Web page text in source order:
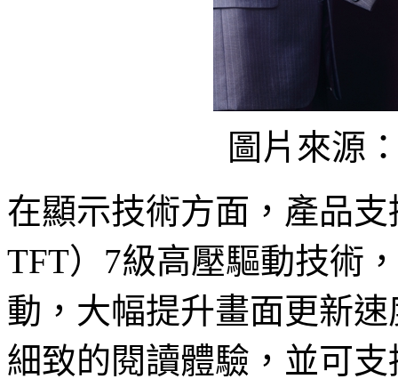
圖片來源
在顯示技術方面，產品
TFT）7級高壓驅動技術
動，大幅提升畫面更新
細致的閱讀體驗，並可支